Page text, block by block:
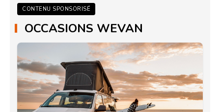
CONTENU SPONSORISÉ
OCCASIONS WEVAN